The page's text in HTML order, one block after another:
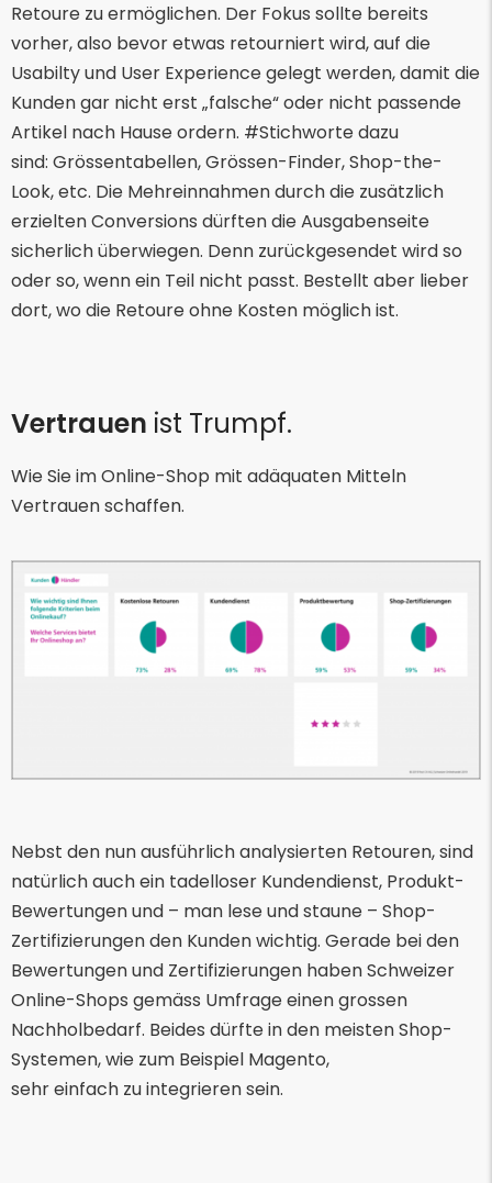
Retoure zu ermöglichen. Der Fokus sollte bereits
vorher, also bevor etwas retourniert wird, auf die
Usabilty und User Experience gelegt werden, damit die
Kunden gar nicht erst „falsche“ oder nicht passende
Artikel nach Hause ordern. #Stichworte dazu
sind: Grössentabellen, Grössen-Finder, Shop-the-
Look, etc. Die Mehreinnahmen durch die zusätzlich
erzielten Conversions dürften die Ausgabenseite
sicherlich überwiegen. Denn zurückgesendet wird so
oder so, wenn ein Teil nicht passt. Bestellt aber lieber
dort, wo die Retoure ohne Kosten möglich ist.
Vertrauen ist Trumpf.
Wie Sie im Online-Shop mit adäquaten Mitteln
Vertrauen schaffen.
Nebst den nun ausführlich analysierten Retouren, sind
natürlich auch ein tadelloser Kundendienst, Produkt-
Bewertungen und – man lese und staune – Shop-
Zertifizierungen den Kunden wichtig. Gerade bei den
Bewertungen und Zertifizierungen haben Schweizer
Online-Shops gemäss Umfrage einen grossen
Nachholbedarf. Beides dürfte in den meisten Shop-
Systemen, wie zum Beispiel Magento,
sehr einfach zu integrieren sein.